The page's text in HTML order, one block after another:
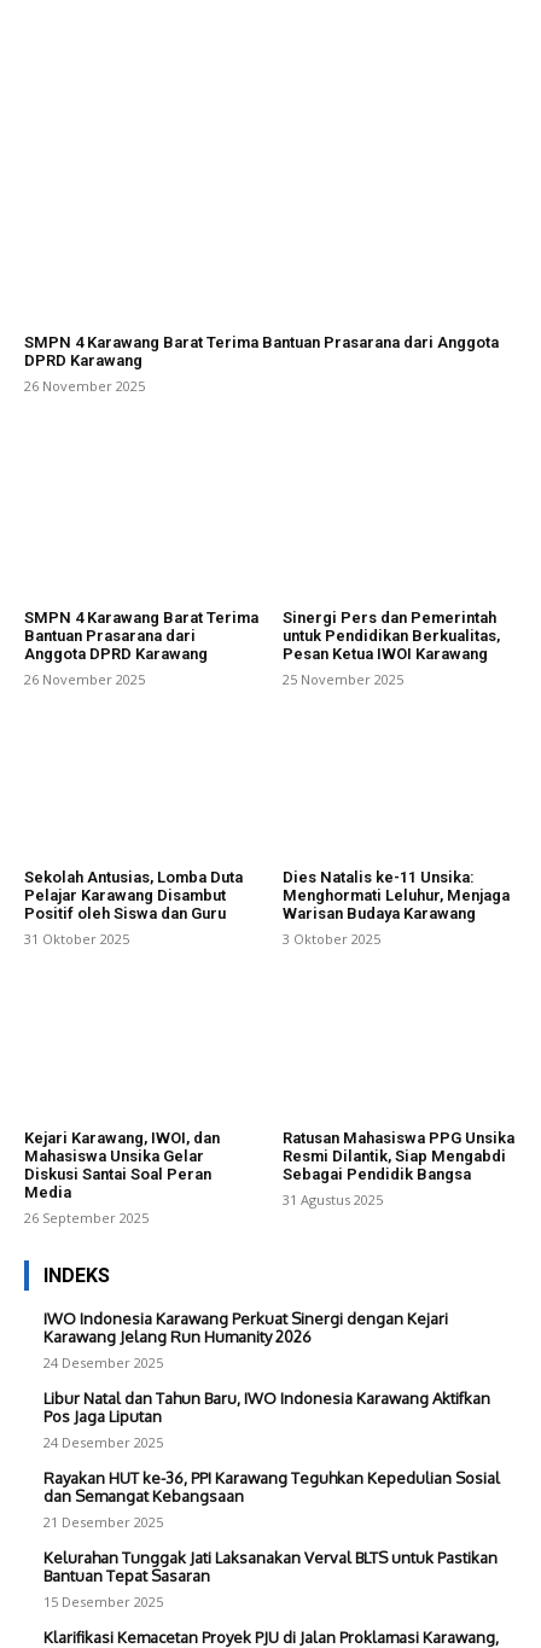
SMPN 4 Karawang Barat Terima Bantuan Prasarana dari Anggota
DPRD Karawang
26 November 2025
SMPN 4 Karawang Barat Terima
Bantuan Prasarana dari
Anggota DPRD Karawang
26 November 2025
Sinergi Pers dan Pemerintah
untuk Pendidikan Berkualitas,
Pesan Ketua IWOI Karawang
25 November 2025
Sekolah Antusias, Lomba Duta
Pelajar Karawang Disambut
Positif oleh Siswa dan Guru
31 Oktober 2025
Dies Natalis ke-11 Unsika:
Menghormati Leluhur, Menjaga
Warisan Budaya Karawang
3 Oktober 2025
Kejari Karawang, IWOI, dan
Mahasiswa Unsika Gelar
Diskusi Santai Soal Peran
Media
26 September 2025
Ratusan Mahasiswa PPG Unsika
Resmi Dilantik, Siap Mengabdi
Sebagai Pendidik Bangsa
31 Agustus 2025
INDEKS
IWO Indonesia Karawang Perkuat Sinergi dengan Kejari
Karawang Jelang Run Humanity 2026
24 Desember 2025
Libur Natal dan Tahun Baru, IWO Indonesia Karawang Aktifkan
Pos Jaga Liputan
24 Desember 2025
Rayakan HUT ke-36, PPI Karawang Teguhkan Kepedulian Sosial
dan Semangat Kebangsaan
21 Desember 2025
Kelurahan Tunggak Jati Laksanakan Verval BLTS untuk Pastikan
Bantuan Tepat Sasaran
15 Desember 2025
Klarifikasi Kemacetan Proyek PJU di Jalan Proklamasi Karawang,